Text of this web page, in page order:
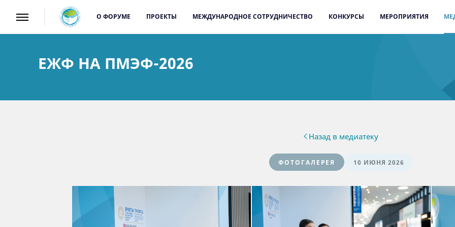
О ФОРУМЕ ПРОЕКТЫ МЕЖДУНАРОДНОЕ СОТРУДНИЧЕСТВО КОНКУРСЫ МЕРОПРИЯТИЯ
ЕЖФ НА ПМЭФ-2026
Назад в медиатеку
ФОТОГАЛЕРЕЯ 10 ИЮНЯ 2026